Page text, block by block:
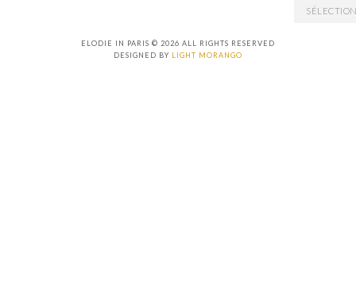
ARCHIVES
ELODIE IN PARIS © 2026 ALL RIGHTS RESERVED
DESIGNED BY LIGHT MORANGO